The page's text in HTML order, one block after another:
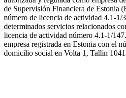
de Supervisión Financiera de Estonia
número de licencia de actividad 4.1-1/
determinados servicios relacionados
licencia de actividad número 4.1-1/
empresa registrada en Estonia con el
domicilio social en Volta 1, Tallin